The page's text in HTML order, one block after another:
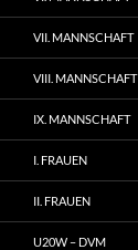
VII. MANNSCHAFT
VIII. MANNSCHAFT
IX. MANNSCHAFT
I. FRAUEN
II. FRAUEN
U20W – DVM